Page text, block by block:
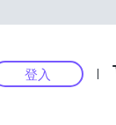
登入